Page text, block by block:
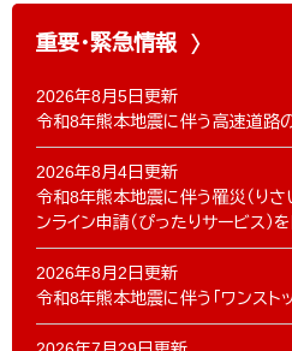
重要・緊急情報
2026年8月5日更新
令和8年熊本地震に伴う高速道路
2026年8月4日更新
令和8年熊本地震に伴う罹災（りさ
ンライン申請（ぴったりサービス）
2026年8月2日更新
令和8年熊本地震に伴う「ワンスト